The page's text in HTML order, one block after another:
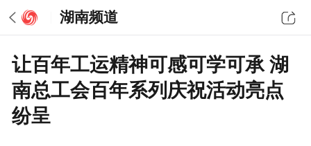
湖南频道
让百年工运精神可感可学可承 湖
南总工会百年系列庆祝活动亮点
纷呈